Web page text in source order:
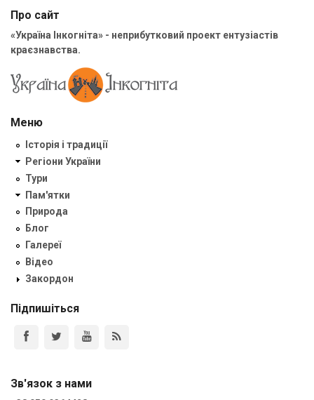
Про сайт
«Україна Інкогніта» - неприбутковий проект ентузіастів
краєзнавства.
Меню
Історія і традиції
Регіони України
Тури
Пам'ятки
Природа
Блог
Галереї
Відео
Закордон
Підпишіться
Зв'язок з нами